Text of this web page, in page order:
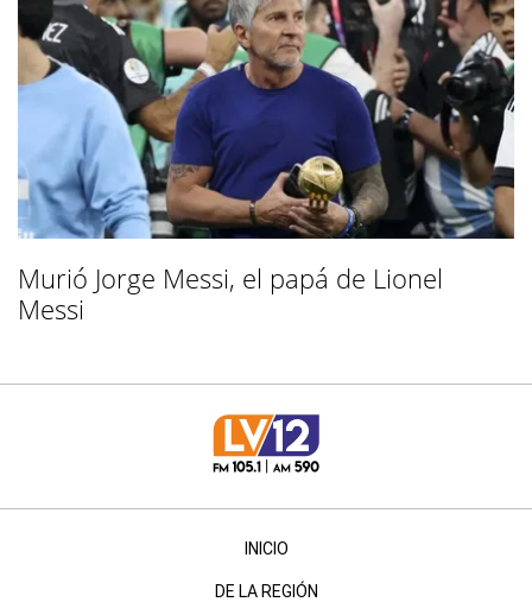
Murió Jorge Messi, el papá de Lionel
Messi
INICIO
DE LA REGIÓN